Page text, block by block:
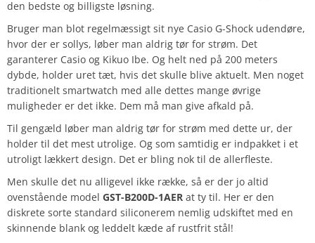
den bedste og billigste løsning.
Bruger man blot regelmæssigt sit nye Casio G-Shock udendøre,
hvor der er sollys, løber man aldrig tør for strøm. Det
garanterer Casio og Kikuo Ibe. Og helt ned på 200 meters
dybde, holder uret tæt, hvis det skulle blive aktuelt. Men noget
traditionelt smartwatch med alle dettes mange øvrige
muligheder er det ikke. Dem må man give afkald på.
Til gengæld løber man aldrig tør for strøm med dette ur, der
holder til det mest utrolige. Og som samtidig er indpakket i et
utroligt lækkert design. Det er bling nok til de allerfleste.
Men skulle det nu alligevel ikke række, så er der jo altid
ovenstående model GST-B200D-1AER at ty til. Her er den
diskrete sorte standard siliconerem nemlig udskiftet med en
skinnende blank og leddelt kæde af rustfrit stål!